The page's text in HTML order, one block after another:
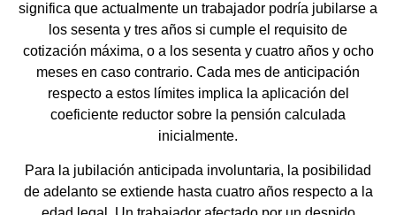
significa que actualmente un trabajador podría jubilarse a
los sesenta y tres años si cumple el requisito de
cotización máxima, o a los sesenta y cuatro años y ocho
meses en caso contrario. Cada mes de anticipación
respecto a estos límites implica la aplicación del
coeficiente reductor sobre la pensión calculada
inicialmente.
Para la jubilación anticipada involuntaria, la posibilidad
de adelanto se extiende hasta cuatro años respecto a la